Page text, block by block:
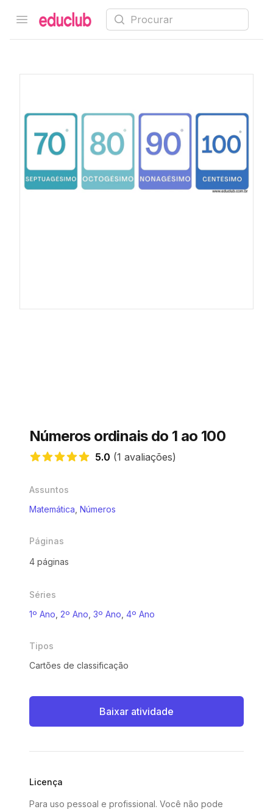
Open menu
Educlub Procurar
Números ordinais do 1 ao 100
5.0 (1 avaliações)
Assuntos
Matemática Números
Páginas
4 páginas
Séries
1º Ano 2º Ano 3º Ano 4º Ano
Tipos
Cartões de classificação
Baixar atividade
Licença
Para uso pessoal e profissional. Você não pode